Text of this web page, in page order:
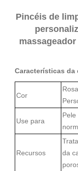
Pincéis de
Características da
Cor
Use para
Recursos
da